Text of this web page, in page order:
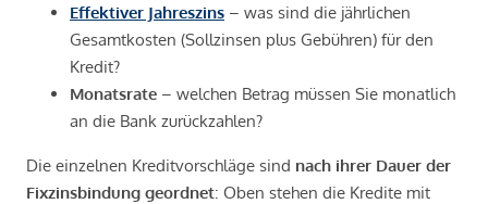
Effektiver Jahreszins – was sind die jährlichen
Gesamtkosten (Sollzinsen plus Gebühren) für den
Kredit?
Monatsrate – welchen Betrag müssen Sie monatlich
an die Bank zurückzahlen?
Die einzelnen Kreditvorschläge sind nach ihrer Dauer der
Fixzinsbindung geordnet: Oben stehen die Kredite mit